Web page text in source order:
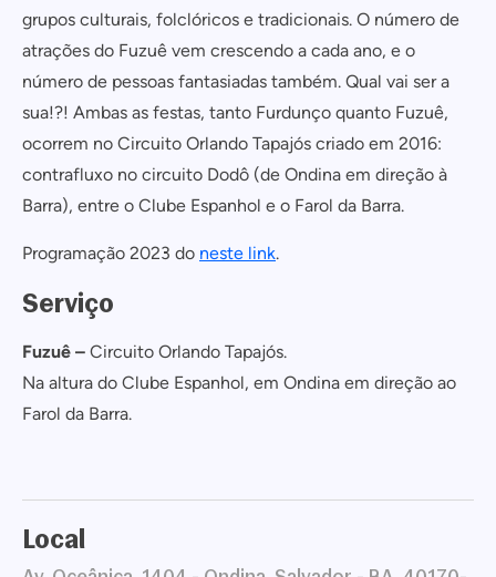
grupos culturais, folclóricos e tradicionais. O número de
atrações do Fuzuê vem crescendo a cada ano, e o
número de pessoas fantasiadas também. Qual vai ser a
sua!?! Ambas as festas, tanto Furdunço quanto Fuzuê,
ocorrem no Circuito Orlando Tapajós criado em 2016:
contrafluxo no circuito Dodô (de Ondina em direção à
Barra), entre o Clube Espanhol e o Farol da Barra.
Programação 2023 do neste link.
Serviço
Fuzuê – Circuito Orlando Tapajós.
Na altura do Clube Espanhol, em Ondina em direção ao
Farol da Barra.
Local
Não tem uma conta? Inscreva-se agora.
COPIAR LINK